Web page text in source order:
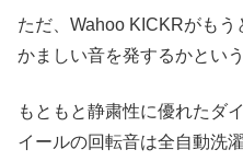
ただ、Wahoo KICKRがも
かましい音を発するかとい
もともと静粛性に優れたダ
イールの回転音は全自動洗